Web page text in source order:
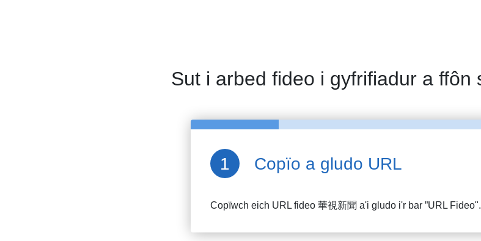
Sut i arbed fideo i gyfrifiadur a ffôn
Copïo a gludo URL
Copïwch eich URL fideo 華視新聞 a'i gludo i'r bar ”URL Fideo".